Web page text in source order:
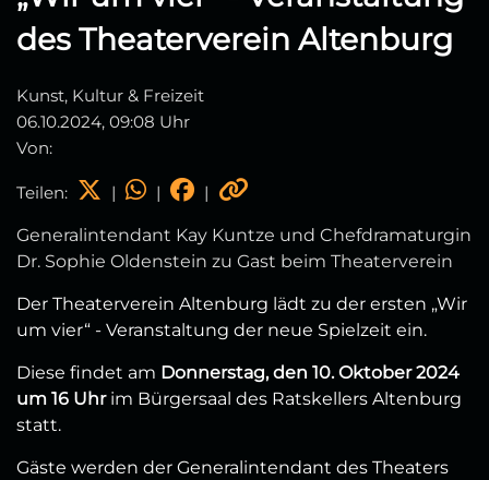
des Theaterverein Altenburg
Kunst, Kultur & Freizeit
06.10.2024, 09:08 Uhr
Von:
Teilen: | | |
Generalintendant Kay Kuntze und Chefdramaturgin
Dr. Sophie Oldenstein zu Gast beim Theaterverein
Der Theaterverein Altenburg lädt zu der ersten „Wir
um vier“ - Veranstaltung der neue Spielzeit ein.
Diese findet am Donnerstag, den 10. Oktober 2024
um 16 Uhrim Bürgersaal des Ratskellers Altenburg
statt.
Gäste werden der Generalintendant des Theaters